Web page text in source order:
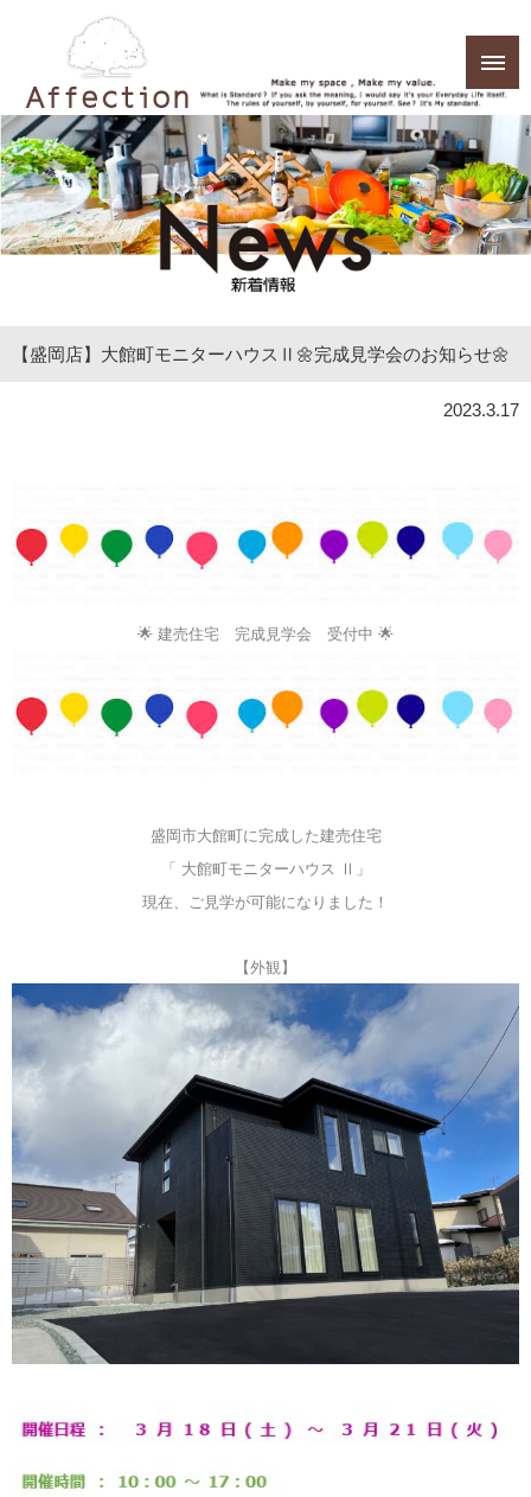
【盛岡店】大館町モニターハウスⅡ🌼完成見学会のお知らせ🌼
2023.3.17
🌟 建売住宅 完成見学会 受付中 🌟
盛岡市大館町に完成した建売住宅
「 大館町モニターハウス Ⅱ」
現在、ご見学が可能になりました！
【外観】